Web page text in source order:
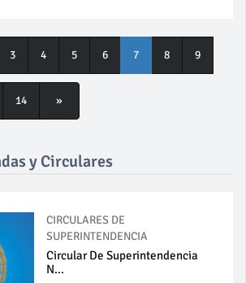
3 4 5 6 7 8 9
14 »
y Circulares
CIRCULARES DE
SUPERINTENDENCIA
Circular De Superintendencia
N...